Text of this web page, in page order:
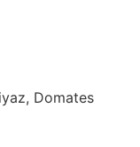
Domates